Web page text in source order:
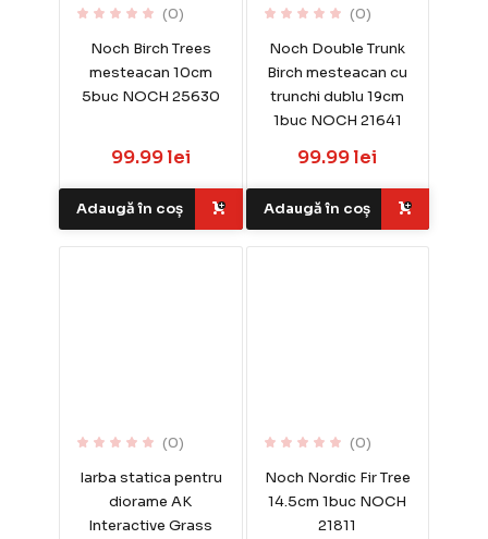
(0)
Noch Birch Trees
mesteacan 10cm
5buc NOCH 25630
99.99 lei
Adaugă în coș
(0)
Noch Double Trunk
Birch mesteacan cu
trunchi dublu 19cm
1buc NOCH 21641
99.99 lei
Adaugă în coș
(0)
Iarba statica pentru
diorame AK
Interactive Grass
(0)
Noch Nordic Fir Tree
14.5cm 1buc NOCH
21811